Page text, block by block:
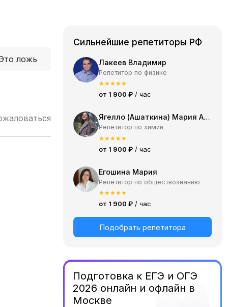
ложь
Сильнейшие репетиторы РФ
Лакеев Владимир
Репетитор по физике
★★★★★
от 1 900 ₽ / час
Ягелло (Ашаткина) Мария Александровна
Репетитор по химии
★★★★★
от 1 900 ₽ / час
Егошина Мария
Репетитор по обществознанию
★★★★★
от 1 900 ₽ / час
Подобрать репетитора
Подготовка к ЕГЭ и ОГЭ
2026 онлайн и офлайн в
Москве